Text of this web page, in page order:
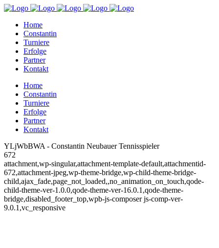
Home
Constantin
Turniere
Erfolge
Partner
Kontakt
Home
Constantin
Turniere
Erfolge
Partner
Kontakt
YLjWbBWA - Constantin Neubauer Tennisspieler
672
attachment,wp-singular,attachment-template-default,attachmentid-
672,attachment-jpeg,wp-theme-bridge,wp-child-theme-bridge-
child,ajax_fade,page_not_loaded,,no_animation_on_touch,qode-
child-theme-ver-1.0.0,qode-theme-ver-16.0.1,qode-theme-
bridge,disabled_footer_top,wpb-js-composer js-comp-ver-
9.0.1,vc_responsive